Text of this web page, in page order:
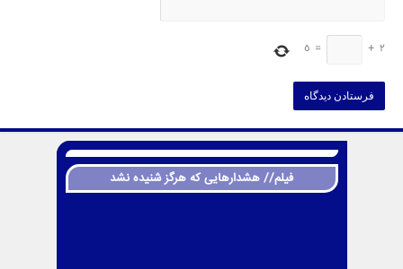
2
+
=
5
فیلم// هشدارهایی که هرگز شنیده نشد